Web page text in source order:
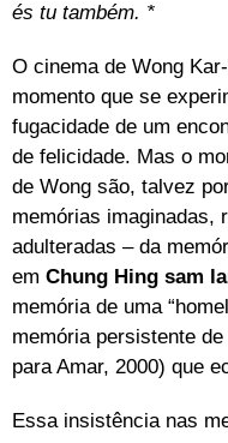
és tu também. *
O cinema de Wong
momento que se
fugacidade de um
de felicidade. Mas o
de Wong são, talvez
memórias imaginadas,
adulteradas – da
em Chung Hing sam
memória de uma
memória persistente de
para Amar, 2000) que
Essa insistência nas